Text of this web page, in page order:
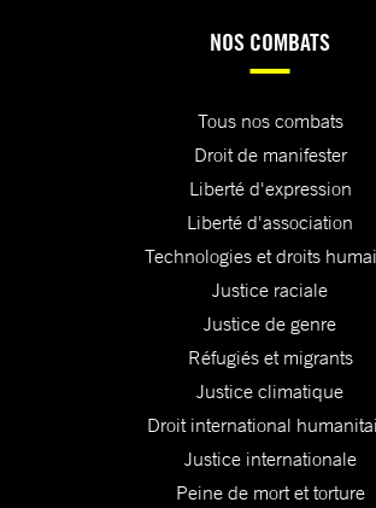
NOS COMBATS
Tous nos combats
Droit de manifester
Liberté d'expression
Liberté d'association
Technologies et droits
Justice raciale
Justice de genre
Réfugiés et migrants
Justice climatique
Droit international
Justice internationale
Peine de mort et torture